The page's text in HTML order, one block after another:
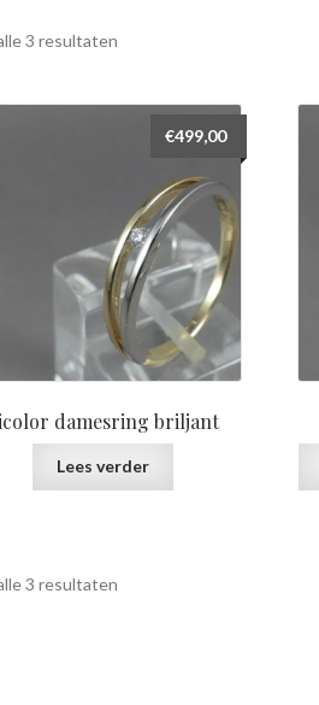
3 resultaten
damesring briljant
€499,00
Lees verder
3 resultaten